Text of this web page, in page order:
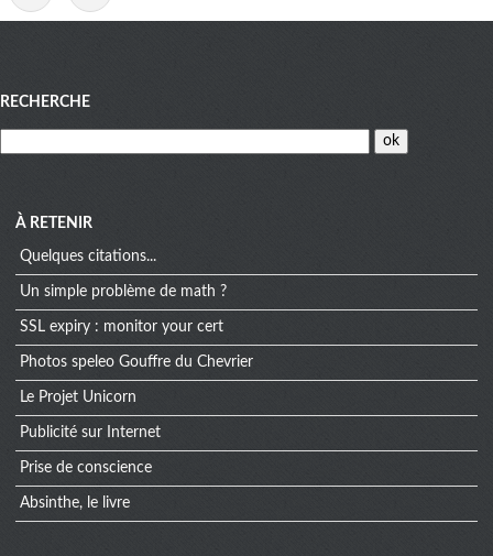
Menu
RECHERCHE
À RETENIR
Quelques citations...
Un simple problème de math ?
SSL expiry : monitor your cert
Photos speleo Gouffre du Chevrier
Le Projet Unicorn
Publicité sur Internet
Prise de conscience
Absinthe, le livre